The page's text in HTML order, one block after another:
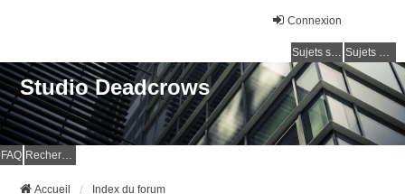
Connexion
Sujets sans réponse Sujets actifs
Studio Deadcrows
FAQ Rechercher
Accueil Index du forum